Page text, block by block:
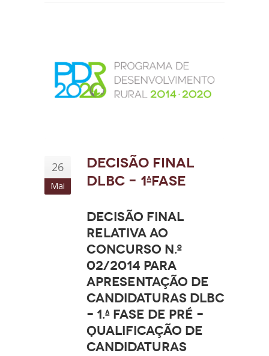
26
Mai
Decisão Final
DLBC – 1ªfase
Decisão final
relativa ao
Concurso n.º
02/2014 para
apresentação de
candidaturas DLBC
– 1.ª fase de Pré –
qualificação de
candidaturas